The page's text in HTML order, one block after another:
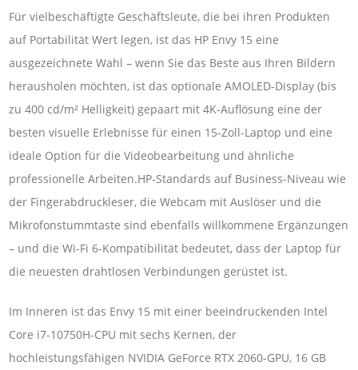
Für vielbeschäftigte Geschäftsleute, die bei ihren Produkten
auf Portabilität Wert legen, ist das HP Envy 15 eine
ausgezeichnete Wahl – wenn Sie das Beste aus Ihren Bildern
herausholen möchten, ist das optionale AMOLED-Display (bis
zu 400 cd/m² Helligkeit) gepaart mit 4K-Auflösung eine der
besten visuelle Erlebnisse für einen 15-Zoll-Laptop und eine
ideale Option für die Videobearbeitung und ähnliche
professionelle Arbeiten.HP-Standards auf Business-Niveau wie
der Fingerabdruckleser, die Webcam mit Auslöser und die
Mikrofonstummtaste sind ebenfalls willkommene Ergänzungen
– und die Wi-Fi 6-Kompatibilität bedeutet, dass der Laptop für
die neuesten drahtlosen Verbindungen gerüstet ist.
Im Inneren ist das Envy 15 mit einer beeindruckenden Intel
Core i7-10750H-CPU mit sechs Kernen, der
hochleistungsfähigen NVIDIA GeForce RTX 2060-GPU, 16 GB